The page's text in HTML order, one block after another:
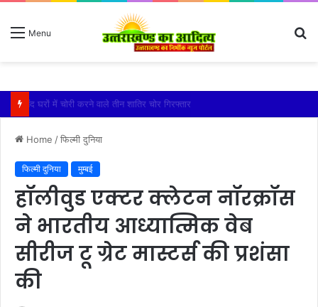
Menu
बारिश ने बढ़ाई दहशत, दरकने लगी जमीन, 10 परिवारों ने छोड़े घर
Home /फिल्मी दुनिया
फिल्मी दुनिया मुम्बई
हॉलीवुड एक्टर क्लेटन नॉरक्रॉस
ने भारतीय आध्यात्मिक वेब
सीरीज टू ग्रेट मास्टर्स की प्रशंसा
की